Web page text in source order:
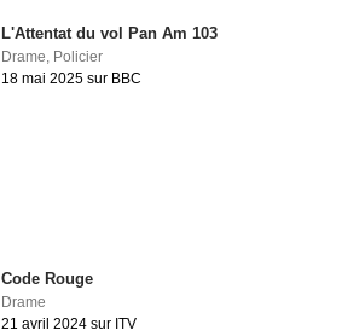
L'Attentat du vol Pan Am 103
Drame, Policier
18 mai 2025 sur BBC
Code Rouge
Drame
21 avril 2024 sur ITV